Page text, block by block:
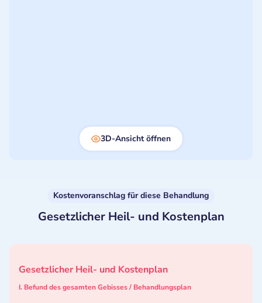
3D-Ansicht öffnen
Kostenvoranschlag für diese Behandlung
Gesetzlicher Heil- und Kostenplan
Gesetzlicher Heil- und Kostenplan
I. Befund des gesamten Gebisses / Behandlungsplan